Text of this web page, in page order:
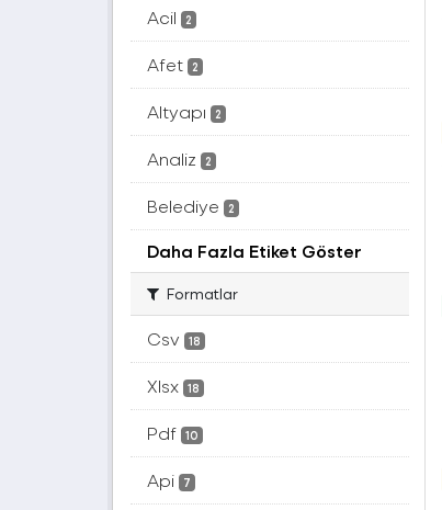
Acil 2
Afet 2
Altyapı 2
Analiz 2
Belediye 2
Daha Fazla Etiket Göster
Formatlar
Csv 18
Xlsx 18
Pdf 10
Api 7